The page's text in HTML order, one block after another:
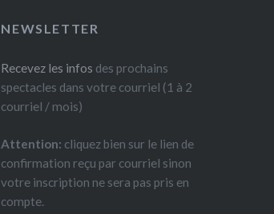
beaux, avec notre spectacle sur
docteur ». Comme d’habitude,
vous pouvez réserver…
Partager :
NEWSLETTER
Recevez les infos des prochains
spectacles dans votre courriel (1 à 2
courriel / mois)
Attention: cliquez bien sur le lien de
confirmation reçu par courriel sinon
votre inscription ne sera pas pris en
compte.